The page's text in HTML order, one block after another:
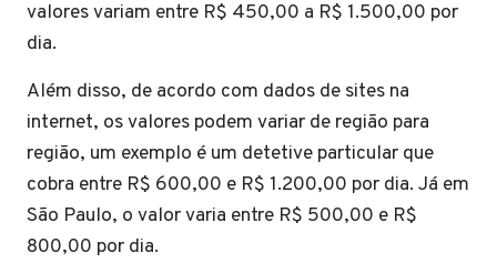
valores variam entre R$ 450,00 a R$ 1.500,00 por
dia.
Além disso, de acordo com dados de sites na
internet, os valores podem variar de região para
região, um exemplo é um detetive particular que
cobra entre R$ 600,00 e R$ 1.200,00 por dia. Já em
São Paulo, o valor varia entre R$ 500,00 e R$
800,00 por dia.